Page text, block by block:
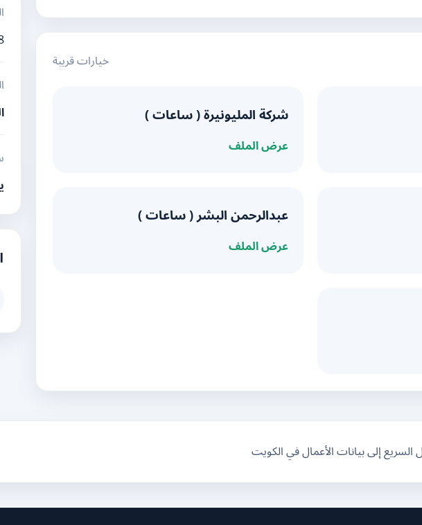
خيارات قريبة
شركة المليونيرة ( ساعات )
عرض الملف
عبدالرحمن البشر ( ساعات )
عرض الملف
إلى بيانات الأعمال في الكويت